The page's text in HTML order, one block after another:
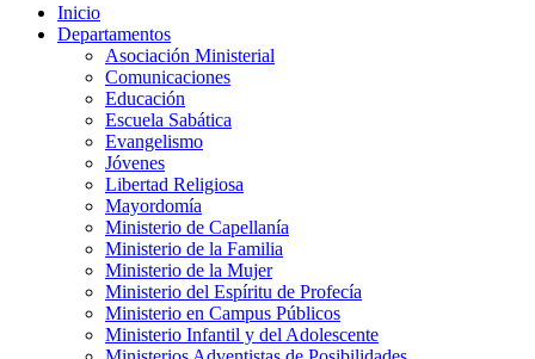
Inicio
Departamentos
Asociación Ministerial
Comunicaciones
Educación
Escuela Sabática
Evangelismo
Jóvenes
Libertad Religiosa
Mayordomía
Ministerio de Capellanía
Ministerio de la Familia
Ministerio de la Mujer
Ministerio del Espíritu de Profecía
Ministerio en Campus Públicos
Ministerio Infantil y del Adolescente